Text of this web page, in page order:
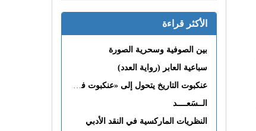
الأكثر قراءة
بين الصوفية وسحرية الصورة
سباعية العابر (رواية العدد)
عنكبوت التاريخ يتحول إلى «عنكبوت فى القلب»
الــسَعــــد
النظريات الماركسية في النقد الأدبي